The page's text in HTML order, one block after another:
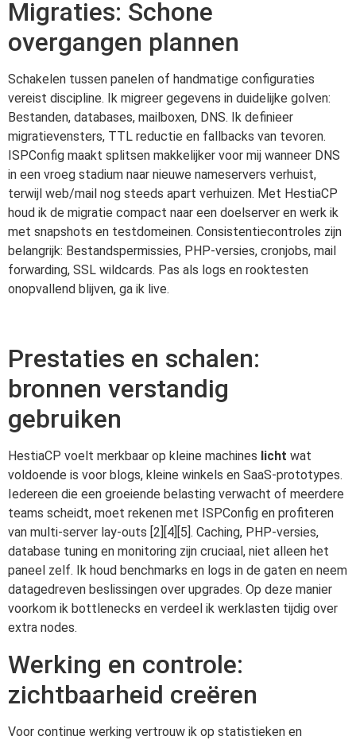
Migraties: Schone
overgangen plannen
Schakelen tussen panelen of handmatige configuraties
vereist discipline. Ik migreer gegevens in duidelijke golven:
Bestanden, databases, mailboxen, DNS. Ik definieer
migratievensters, TTL reductie en fallbacks van tevoren.
ISPConfig maakt splitsen makkelijker voor mij wanneer DNS
in een vroeg stadium naar nieuwe nameservers verhuist,
terwijl web/mail nog steeds apart verhuizen. Met HestiaCP
houd ik de migratie compact naar een doelserver en werk ik
met snapshots en testdomeinen. Consistentiecontroles zijn
belangrijk: Bestandspermissies, PHP-versies, cronjobs, mail
forwarding, SSL wildcards. Pas als logs en rooktesten
onopvallend blijven, ga ik live.
Prestaties en schalen:
bronnen verstandig
gebruiken
HestiaCP voelt merkbaar op kleine machines licht wat
voldoende is voor blogs, kleine winkels en SaaS-prototypes.
Iedereen die een groeiende belasting verwacht of meerdere
teams scheidt, moet rekenen met ISPConfig en profiteren
van multi-server lay-outs [2][4][5]. Caching, PHP-versies,
database tuning en monitoring zijn cruciaal, niet alleen het
paneel zelf. Ik houd benchmarks en logs in de gaten en neem
datagedreven beslissingen over upgrades. Op deze manier
voorkom ik bottlenecks en verdeel ik werklasten tijdig over
extra nodes.
Werking en controle:
zichtbaarheid creëren
Voor continue werking vertrouw ik op statistieken en